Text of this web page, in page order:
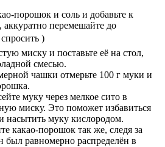
порошок и соль и добавьте к
перемешайте до
)
миску и поставьте её на стол,
смесью.
чашки отмерьте 100 г муки и
муку через мелкое сито в
миску. Это поможет избавиться
насытить муку кислородом.
какао-порошок так же, следя за
был равномерно распределён в